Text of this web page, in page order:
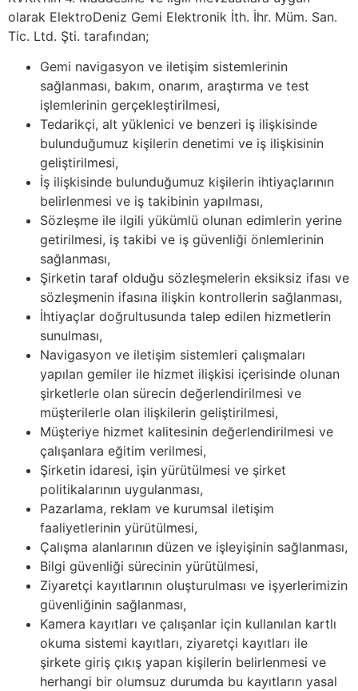
olarak ElektroDeniz Gemi Elektronik İth. İhr. Müm. San.
Tic. Ltd. Şti. tarafından;
Gemi navigasyon ve iletişim sistemlerinin
sağlanması, bakım, onarım, araştırma ve test
işlemlerinin gerçekleştirilmesi,
Tedarikçi, alt yüklenici ve benzeri iş ilişkisinde
bulunduğumuz kişilerin denetimi ve iş ilişkisinin
geliştirilmesi,
İş ilişkisinde bulunduğumuz kişilerin ihtiyaçlarının
belirlenmesi ve iş takibinin yapılması,
Sözleşme ile ilgili yükümlü olunan edimlerin yerine
getirilmesi, iş takibi ve iş güvenliği önlemlerinin
sağlanması,
Şirketin taraf olduğu sözleşmelerin eksiksiz ifası ve
sözleşmenin ifasına ilişkin kontrollerin sağlanması,
İhtiyaçlar doğrultusunda talep edilen hizmetlerin
sunulması,
Navigasyon ve iletişim sistemleri çalışmaları
yapılan gemiler ile hizmet ilişkisi içerisinde olunan
şirketlerle olan sürecin değerlendirilmesi ve
müşterilerle olan ilişkilerin geliştirilmesi,
Müşteriye hizmet kalitesinin değerlendirilmesi ve
çalışanlara eğitim verilmesi,
Şirketin idaresi, işin yürütülmesi ve şirket
politikalarının uygulanması,
Pazarlama, reklam ve kurumsal iletişim
faaliyetlerinin yürütülmesi,
Çalışma alanlarının düzen ve işleyişinin sağlanması,
Bilgi güvenliği sürecinin yürütülmesi,
Ziyaretçi kayıtlarının oluşturulması ve işyerlerimizin
güvenliğinin sağlanması,
Kamera kayıtları ve çalışanlar için kullanılan kartlı
okuma sistemi kayıtları, ziyaretçi kayıtları ile
şirkete giriş çıkış yapan kişilerin belirlenmesi ve
herhangi bir olumsuz durumda bu kayıtların yasal